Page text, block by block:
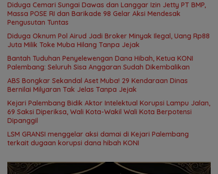
Diduga Cemari Sungai Dawas dan Langgar Izin Jetty PT BMP,
Massa POSE RI dan Barikade 98 Gelar Aksi Mendesak
Pengusutan Tuntas
Diduga Oknum Pol Airud Jadi Broker Minyak Ilegal, Uang Rp88
Juta Milik Toke Muba Hilang Tanpa Jejak
Bantah Tuduhan Penyelewengan Dana Hibah, Ketua KONI
Palembang: Seluruh Sisa Anggaran Sudah Dikembalikan
ABS Bongkar Sekandal Aset Muba! 29 Kendaraan Dinas
Bernilai Milyaran Tak Jelas Tanpa Jejak
Kejari Palembang Bidik Aktor Intelektual Korupsi Lampu Jalan,
69 Saksi Diperiksa, Wali Kota-Wakil Wali Kota Berpotensi
Dipanggil
LSM GRANSI menggelar aksi damai di Kejari Palembang
terkait dugaan korupsi dana hibah KONI